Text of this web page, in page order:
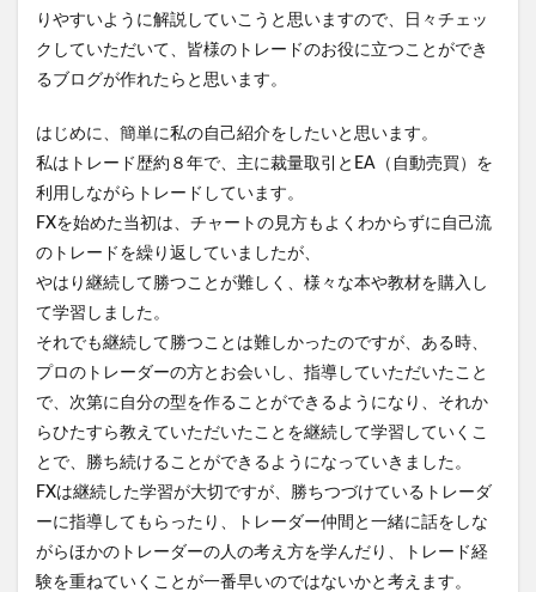
りやすいように解説していこうと思いますので、日々チェッ
クしていただいて、皆様のトレードのお役に立つことができ
るブログが作れたらと思います。
はじめに、簡単に私の自己紹介をしたいと思います。
私はトレード歴約８年で、主に裁量取引とEA（自動売買）を
利用しながらトレードしています。
FXを始めた当初は、チャートの見方もよくわからずに自己流
のトレードを繰り返していましたが、
やはり継続して勝つことが難しく、様々な本や教材を購入し
て学習しました。
それでも継続して勝つことは難しかったのですが、ある時、
プロのトレーダーの方とお会いし、指導していただいたこと
で、次第に自分の型を作ることができるようになり、それか
らひたすら教えていただいたことを継続して学習していくこ
とで、勝ち続けることができるようになっていきました。
FXは継続した学習が大切ですが、勝ちつづけているトレーダ
ーに指導してもらったり、トレーダー仲間と一緒に話をしな
がらほかのトレーダーの人の考え方を学んだり、トレード経
験を重ねていくことが一番早いのではないかと考えます。